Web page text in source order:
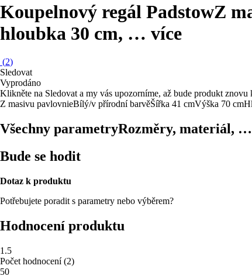
Koupelnový regál PadstowZ
hloubka 30 cm, … více
(2)
Sledovat
Vyprodáno
Klikněte na Sledovat a my vás upozorníme, až bude produkt znovu
Z masivu pavlovnieBílý/v přírodní barvěŠířka 41 cmVýška 70 cm
Všechny parametryRozměry, materiál, …
Bude se hodit
Dotaz k produktu
Potřebujete poradit s parametry nebo výběrem?
Hodnocení produktu
1.5
Počet hodnocení(2)
50